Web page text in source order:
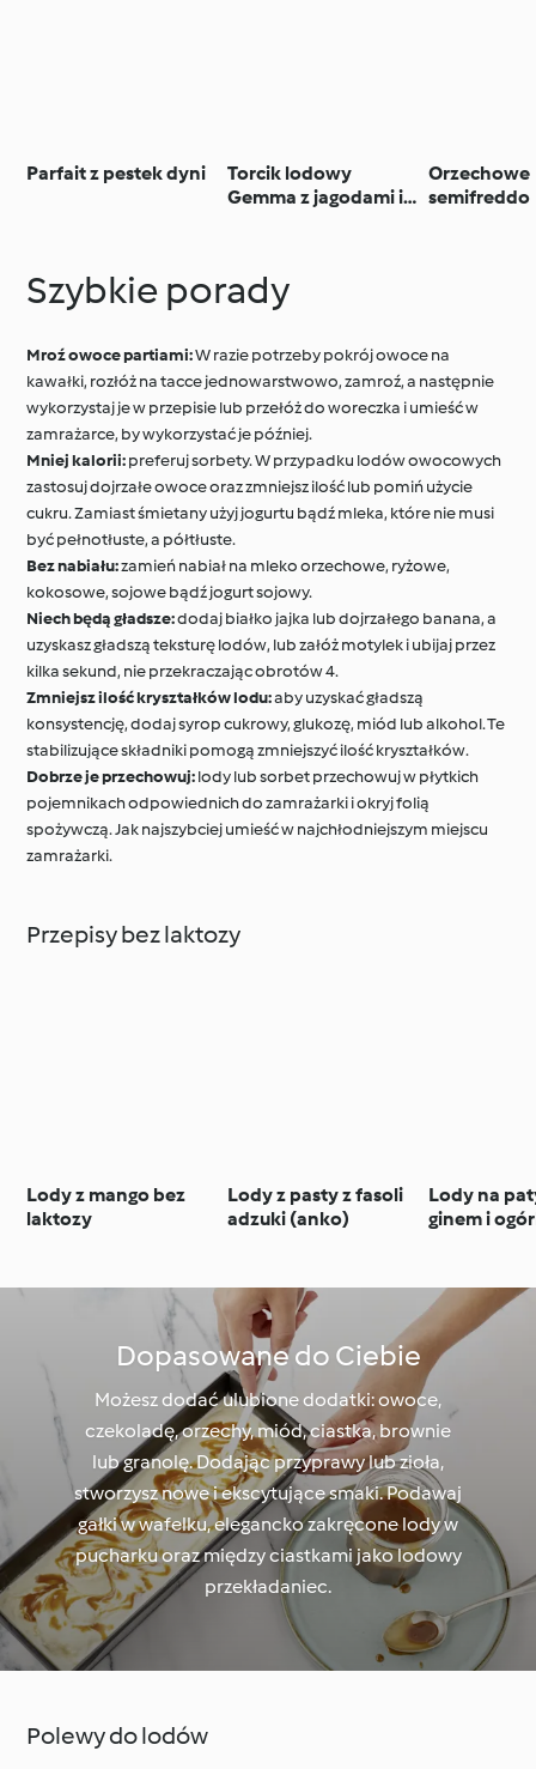
Parfait z pestek dyni
Torcik lodowy
Gemma z jagodami i
Orzechowe
semifreddo
Szybkie porady
Mroź owoce partiami:W razie potrzeby pokrój owoce na
kawałki, rozłóż na tacce jednowarstwowo, zamroź, a następnie
wykorzystaj je w przepisie lub przełóż do woreczka i umieść w
zamrażarce, by wykorzystać je później.
Mniej kalorii:preferuj sorbety. W przypadku lodów owocowych
zastosuj dojrzałe owoce oraz zmniejsz ilość lub pomiń użycie
cukru. Zamiast śmietany użyj jogurtu bądź mleka, które nie musi
być pełnotłuste, a półtłuste.
Bez nabiału:zamień nabiał na mleko orzechowe, ryżowe,
kokosowe, sojowe bądź jogurt sojowy.
Niech będą gładsze:dodaj białko jajka lub dojrzałego banana, a
uzyskasz gładszą teksturę lodów, lub załóż motylek i ubijaj przez
kilka sekund, nie przekraczając obrotów 4.
Zmniejsz ilość kryształków lodu:aby uzyskać gładszą
konsystencję, dodaj syrop cukrowy, glukozę, miód lub alkohol. Te
stabilizujące składniki pomogą zmniejszyć ilość kryształków.
Dobrze je przechowuj:lody lub sorbet przechowuj w płytkich
pojemnikach odpowiednich do zamrażarki i okryj folią
spożywczą. Jak najszybciej umieść w najchłodniejszym miejscu
zamrażarki.
Przepisy bez laktozy
Lody z mango bez
laktozy
Lody z pasty z fasoli
adzuki (anko)
Lody na
ginem i
Dopasowane do Ciebie
Możesz dodać ulubione dodatki: owoce,
czekoladę, orzechy, miód, ciastka, brownie
lub granolę. Dodając przyprawy lub zioła,
stworzysz nowe i ekscytujące smaki. Podawaj
gałki w wafelku, elegancko zakręcone lody w
pucharku oraz między ciastkami jako lodowy
przekładaniec.
Polewy do lodów